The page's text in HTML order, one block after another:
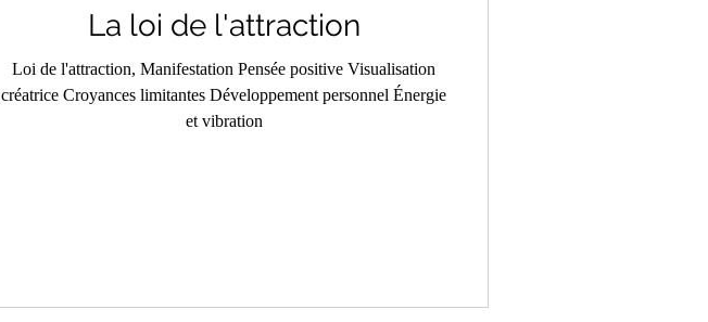
La loi de l'attraction
Loi de l'attraction, Manifestation Pensée positive Visualisation
créatrice Croyances limitantes Développement personnel Énergie
et vibration